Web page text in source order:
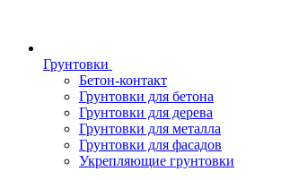
Грунтовки
Бетон-контакт
Грунтовки для бетона
Грунтовки для дерева
Грунтовки для металла
Грунтовки для фасадов
Укрепляющие грунтовки